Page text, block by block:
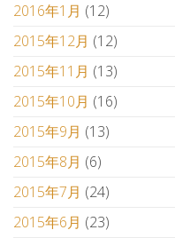
2016年1月 (12)
2015年12月 (12)
2015年11月 (13)
2015年10月 (16)
2015年9月 (13)
2015年8月 (6)
2015年7月 (24)
2015年6月 (23)